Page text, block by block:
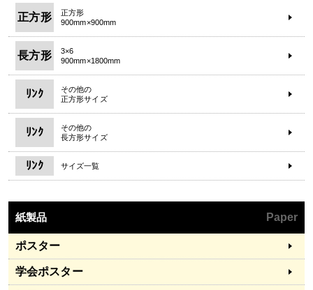
正方形
正方形
900mm×900mm
長方形
3×6
900mm×1800mm
ﾘﾝｸ
その他の
正方形サイズ
ﾘﾝｸ
その他の
長方形サイズ
ﾘﾝｸ サイズ一覧
紙製品 Paper
ポスター
学会ポスター